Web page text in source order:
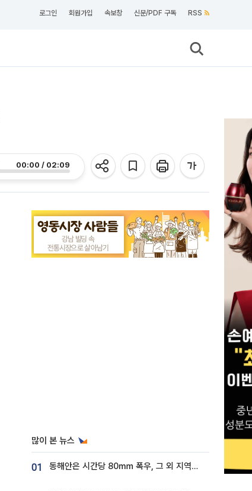
로그인 회원가입 속보창 신문/PDF 구독 RSS
00:00 / 02:09
많이 본 뉴스
01 동해안은 시간당 80㎜ 폭우, 그 외 지역은 폭염…‘극과 극 날씨’